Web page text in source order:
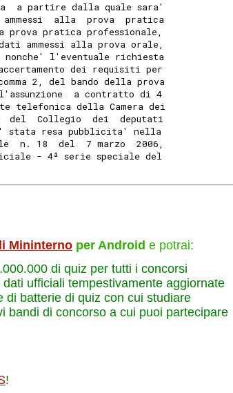
a partire dalla quale sara'
alla  prova  pratica
pratica professionale,
ammessi alla prova orale,
l'eventuale richiesta
dei requisiti per
2, del bando della prova
a contratto di 4
telefonica della Camera dei
del  Collegio  dei  deputati
stata resa pubblicita' nella
n. 18  del  7 marzo  2006,
- 4ª serie speciale del
Mininterno per Android e potrai:
di quiz per tutti i concorsi
ufficiali tempestivamente aggiornate
di batterie di quiz con cui studiare
bandi di concorso a cui puoi partecipare
!